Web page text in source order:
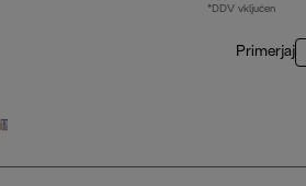
*DDV vključen
Primerjaj